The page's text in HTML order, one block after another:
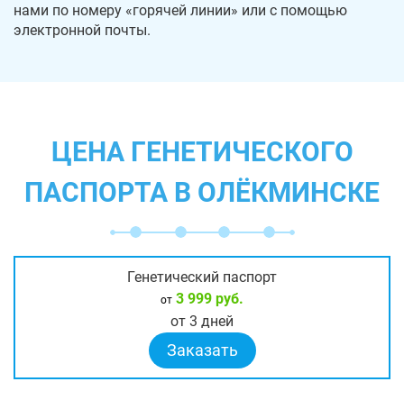
нами по номеру «горячей линии» или с помощью
электронной почты.
ЦЕНА ГЕНЕТИЧЕСКОГО
ПАСПОРТА В ОЛЁКМИНСКЕ
Генетический паспорт
от 3 999 руб.
от 3 дней
Заказать